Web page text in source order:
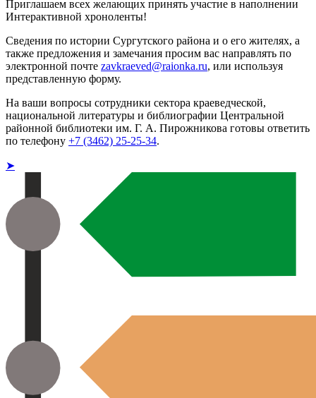
Приглашаем всех желающих принять участие в наполнении
Интерактивной хроноленты!
Сведения по истории Сургутского района и о его жителях, а
также предложения и замечания просим вас направлять по
электронной почте zavkraeved@raionka.ru, или используя
представленную форму.
На ваши вопросы сотрудники сектора краеведческой,
национальной литературы и библиографии Центральной
районной библиотеки им. Г. А. Пирожникова готовы ответить
по телефону +7 (3462) 25-25-34.
➤